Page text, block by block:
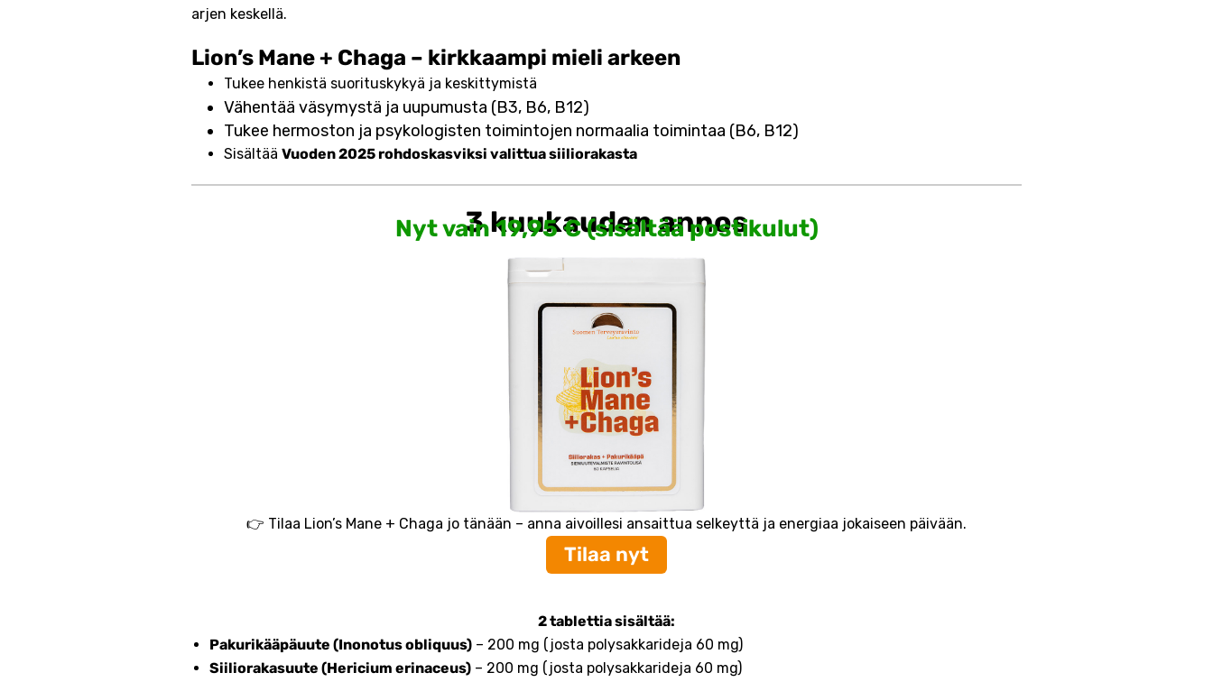
arjen keskellä.
Lion’s Mane + Chaga – kirkkaampi mieli arkeen
Tukee henkistä suorituskykyä ja keskittymistä
Vähentää väsymystä ja uupumusta (B3, B6, B12)
Tukee hermoston ja psykologisten toimintojen normaalia toimintaa (B6, B12)
Sisältää Vuoden 2025 rohdoskasviksi valittua siiliorakasta
3 kuukauden annos
Nyt vain19,95€ (sisältää postikulut)
👉 Tilaa Lion’s Mane + Chaga jo tänään – anna aivoillesi ansaittua selkeyttä ja energiaa jokaiseen päivään.
Tilaa nyt
2 tablettia sisältää:
Pakurikääpäuute (Inonotus obliquus) – 200 mg (josta polysakkarideja 60 mg)
Siiliorakasuute (Hericium erinaceus) – 200 mg (josta polysakkarideja 60 mg)